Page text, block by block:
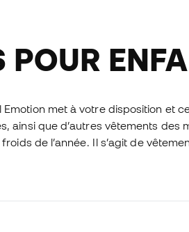
POUR
met à votre disposition et
que d’autres vêtements des
de l’année. Il s’agit de